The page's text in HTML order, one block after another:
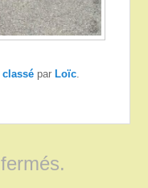
classé par Loïc.